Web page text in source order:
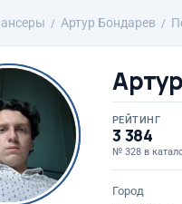
Артур Бондарев
РЕЙТИНГ
3 384
№ 328 в
Город